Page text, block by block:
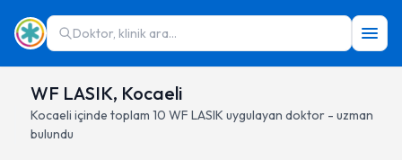
Doktor, klinik ara...
WF LASIK, Kocaeli
Kocaeli içinde toplam 10 WF LASIK uygulayan doktor - uzman
bulundu